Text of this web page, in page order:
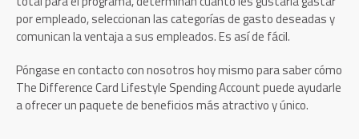
por empleado, seleccionan las categorías de gasto deseadas y
comunican la ventaja a sus empleados. Es así de fácil.
Póngase en contacto con nosotros hoy mismo para saber cómo
The Difference Card Lifestyle Spending Account puede ayudarle
a ofrecer un paquete de beneficios más atractivo y único.